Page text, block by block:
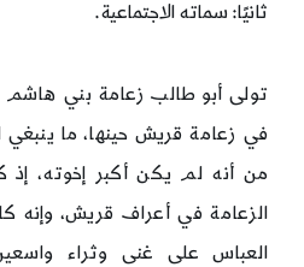
ثانيًا: سماته الاجتماعية.
تولى أبو طالب زعامة بني هاشم
في زعامة قريش حينها، ما ينبغي
من أنه لم يكن أكبر إخوته، إذ
الزعامة في أعراف قريش، وإنه
العباس على غنى وثراء